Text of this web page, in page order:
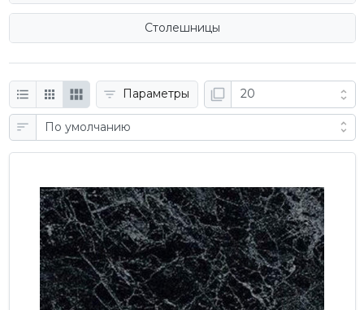
Столешницы
Параметры